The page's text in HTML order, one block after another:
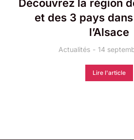
Découvrez la région
et des 3 pays
l’Alsace
Actualités 14
Lire l'article